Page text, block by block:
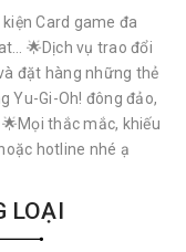
Card game đa
🌟Dịch vụ trao đổi
đặt hàng những thẻ
Yu-Gi-Oh! đông đảo,
thắc mắc, khiếu
hotline nhé ạ
LOẠI